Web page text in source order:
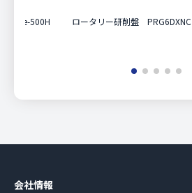
e-500H ロータリー研削盤 PRG6DXNC
会社情報